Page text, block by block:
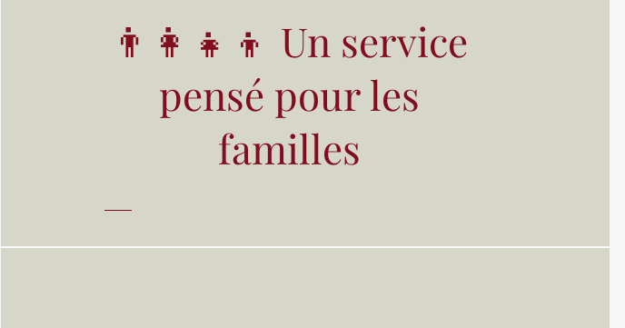
👨‍👩‍👧‍👦 Un service
pensé pour les
familles